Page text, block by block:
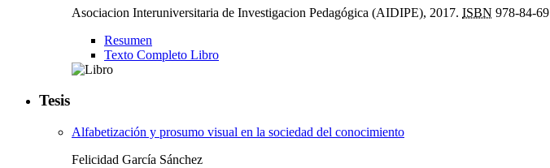
Asociacion Interuniversitaria de Investigacion Pedagógica (AIDIPE), 2017. ISBN 978-84-
Resumen
Texto Completo Libro
Tesis
Alfabetización y prosumo visual en la sociedad del conocimiento
Felicidad García Sánchez